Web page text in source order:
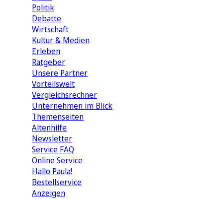
Politik
Debatte
Wirtschaft
Kultur & Medien
Erleben
Ratgeber
Unsere Partner
Vorteilswelt
Vergleichsrechner
Unternehmen im Blick
Themenseiten
Altenhilfe
Newsletter
Service FAQ
Online Service
Hallo Paula!
Bestellservice
Anzeigen